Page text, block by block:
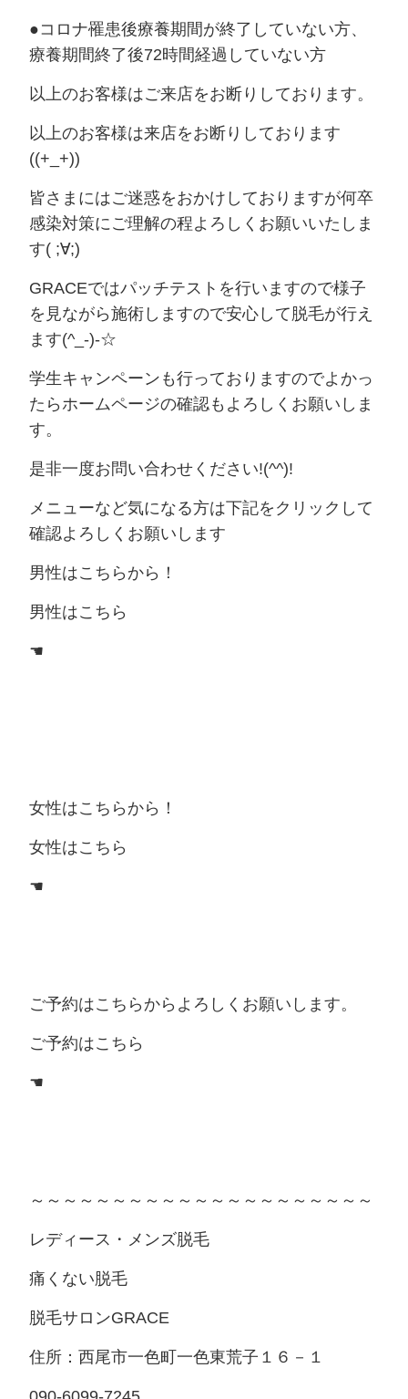
●コロナ罹患後療養期間が終了していない方、
療養期間終了後72時間経過していない方
以上のお客様はご来店をお断りしております。
以上のお客様は来店をお断りしております
((+_+))
皆さまにはご迷惑をおかけしておりますが何卒
感染対策にご理解の程よろしくお願いいたしま
す( ;∀;)
GRACEではパッチテストを行いますので様子
を見ながら施術しますので安心して脱毛が行え
ます(^_-)-☆
学生キャンペーンも行っておりますのでよかっ
たらホームページの確認もよろしくお願いしま
す。
是非一度お問い合わせください!(^^)!
メニューなど気になる方は下記をクリックして
確認よろしくお願いします
男性はこちらから！
男性はこちら
☚
女性はこちらから！
女性はこちら
☚
ご予約はこちらからよろしくお願いします。
ご予約はこちら
☚
～～～～～～～～～～～～～～～～～～～～～
レディース・メンズ脱毛
痛くない脱毛
脱毛サロンGRACE
住所：西尾市一色町一色東荒子１６－１